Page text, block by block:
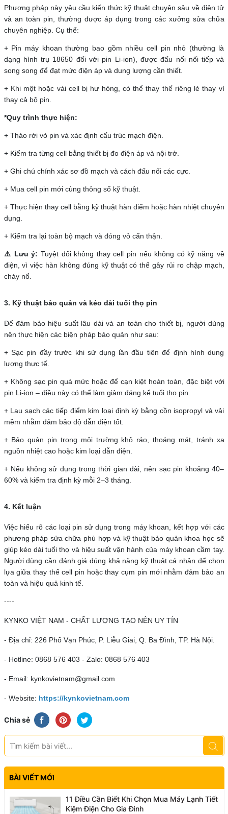
Phương pháp này yêu cầu kiến thức kỹ thuật chuyên sâu về điện tử
và an toàn pin, thường được áp dụng trong các xưởng sửa chữa
chuyên nghiệp. Cụ thể:
+ Pin máy khoan thường bao gồm nhiều cell pin nhỏ (thường là
dạng hình trụ 18650 đối với pin Li-ion), được đấu nối nối tiếp và
song song để đạt mức điện áp và dung lượng cần thiết.
+ Khi một hoặc vài cell bị hư hỏng, có thể thay thế riêng lẻ thay vì
thay cả bộ pin.
*Quy trình thực hiện:
+ Tháo rời vỏ pin và xác định cấu trúc mạch điện.
+ Kiểm tra từng cell bằng thiết bị đo điện áp và nội trở.
+ Ghi chú chính xác sơ đồ mạch và cách đấu nối các cực.
+ Mua cell pin mới cùng thông số kỹ thuật.
+ Thực hiện thay cell bằng kỹ thuật hàn điểm hoặc hàn nhiệt chuyên
dụng.
+ Kiểm tra lại toàn bộ mạch và đóng vỏ cẩn thận.
⚠️ Lưu ý: Tuyệt đối không thay cell pin nếu không có kỹ năng về
điện, vì việc hàn không đúng kỹ thuật có thể gây rủi ro chập mạch,
cháy nổ.
3. Kỹ thuật bảo quản và kéo dài tuổi thọ pin
Để đảm bảo hiệu suất lâu dài và an toàn cho thiết bị, người dùng
nên thực hiện các biện pháp bảo quản như sau:
+ Sạc pin đầy trước khi sử dụng lần đầu tiên để định hình dung
lượng thực tế.
+ Không sạc pin quá mức hoặc để cạn kiệt hoàn toàn, đặc biệt với
pin Li-ion – điều này có thể làm giảm đáng kể tuổi thọ pin.
+ Lau sạch các tiếp điểm kim loại định kỳ bằng cồn isopropyl và vải
mềm nhằm đảm bảo độ dẫn điện tốt.
+ Bảo quản pin trong môi trường khô ráo, thoáng mát, tránh xa
nguồn nhiệt cao hoặc kim loại dẫn điện.
+ Nếu không sử dụng trong thời gian dài, nên sạc pin khoảng 40–
60% và kiểm tra định kỳ mỗi 2–3 tháng.
4. Kết luận
Việc hiểu rõ các loại pin sử dụng trong máy khoan, kết hợp với các
phương pháp sửa chữa phù hợp và kỹ thuật bảo quản khoa học sẽ
giúp kéo dài tuổi thọ và hiệu suất vận hành của máy khoan cầm tay.
Người dùng cần đánh giá đúng khả năng kỹ thuật cá nhân để chọn
lựa giữa thay thế cell pin hoặc thay cụm pin mới nhằm đảm bảo an
toàn và hiệu quả kinh tế.
----
KYNKO VIỆT NAM - CHẤT LƯỢNG TẠO NÊN UY TÍN
- Địa chỉ: 226 Phố Vạn Phúc, P. Liễu Giai, Q. Ba Đình, TP. Hà Nội.
- Hotline: 0868 576 403 - Zalo: 0868 576 403
- Email: kynkovietnam@gmail.com
- Website: https://kynkovietnam.com
Chia sẻ
BÀI VIẾT MỚI
11 Điều Cần Biết Khi Chọn Mua Máy Lạnh Tiết
Kiệm Điện Cho Gia Đình